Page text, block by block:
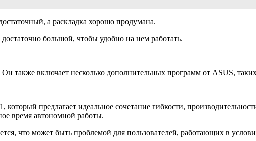
а раскладка хорошо продумана.
большой, чтобы удобно на нем работать.
также включает несколько дополнительных программ от ASUS,
предлагает идеальное сочетание гибкости,
время автономной работы.
что может быть проблемой для пользователей, работающих в